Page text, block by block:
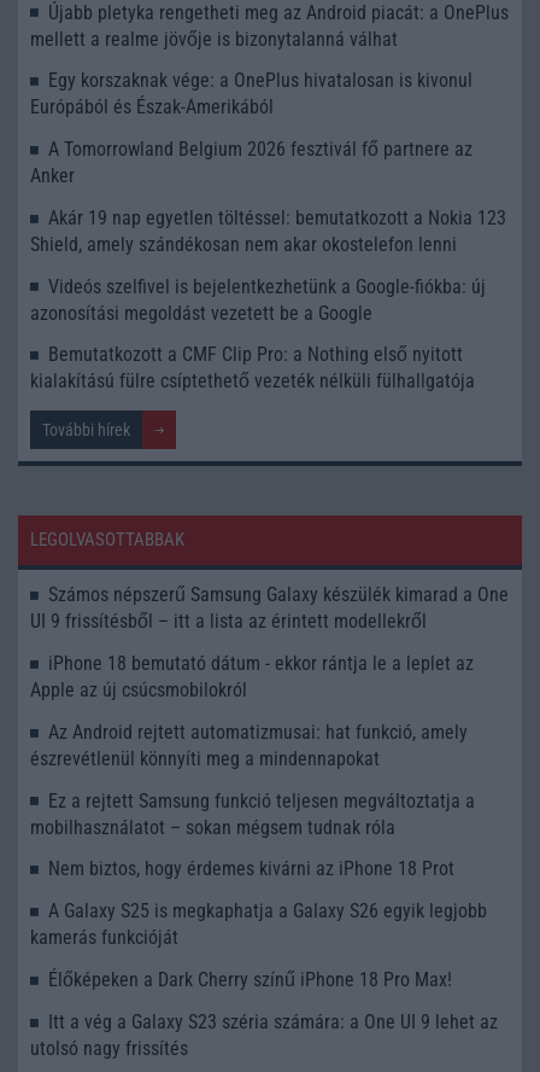
Újabb pletyka rengetheti meg az Android piacát: a OnePlus
mellett a realme jövője is bizonytalanná válhat
Egy korszaknak vége: a OnePlus hivatalosan is kivonul
Európából és Észak-Amerikából
A Tomorrowland Belgium 2026 fesztivál fő partnere az
Anker
Akár 19 nap egyetlen töltéssel: bemutatkozott a Nokia 123
Shield, amely szándékosan nem akar okostelefon lenni
Videós szelfivel is bejelentkezhetünk a Google-fiókba: új
azonosítási megoldást vezetett be a Google
Bemutatkozott a CMF Clip Pro: a Nothing első nyitott
kialakítású fülre csíptethető vezeték nélküli fülhallgatója
További hírek
LEGOLVASOTTABBAK
Számos népszerű Samsung Galaxy készülék kimarad a One
UI 9 frissítésből – itt a lista az érintett modellekről
iPhone 18 bemutató dátum - ekkor rántja le a leplet az
Apple az új csúcsmobilokról
Az Android rejtett automatizmusai: hat funkció, amely
észrevétlenül könnyíti meg a mindennapokat
Ez a rejtett Samsung funkció teljesen megváltoztatja a
mobilhasználatot – sokan mégsem tudnak róla
Nem biztos, hogy érdemes kivárni az iPhone 18 Prot
A Galaxy S25 is megkaphatja a Galaxy S26 egyik legjobb
kamerás funkcióját
Élőképeken a Dark Cherry színű iPhone 18 Pro Max!
Itt a vég a Galaxy S23 széria számára: a One UI 9 lehet az
utolsó nagy frissítés